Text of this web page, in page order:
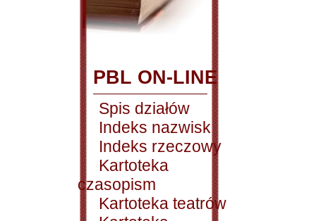
PBL ON-LINE
Spis działów
Indeks nazwisk
Indeks rzeczowy
Kartoteka
czasopism
Kartoteka teatrów